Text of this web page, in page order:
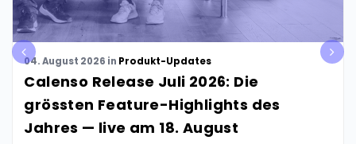
04. August 2026 in Produkt-Updates
Calenso Release Juli 2026: Die
grössten Feature-Highlights des
Jahres — live am 18. August
pre
v
nex